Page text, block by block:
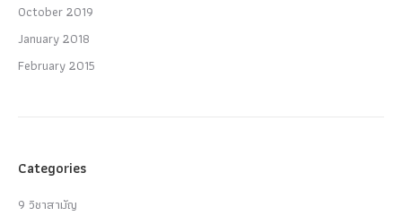
October 2019
January 2018
February 2015
Categories
9 วิชาสามัญ